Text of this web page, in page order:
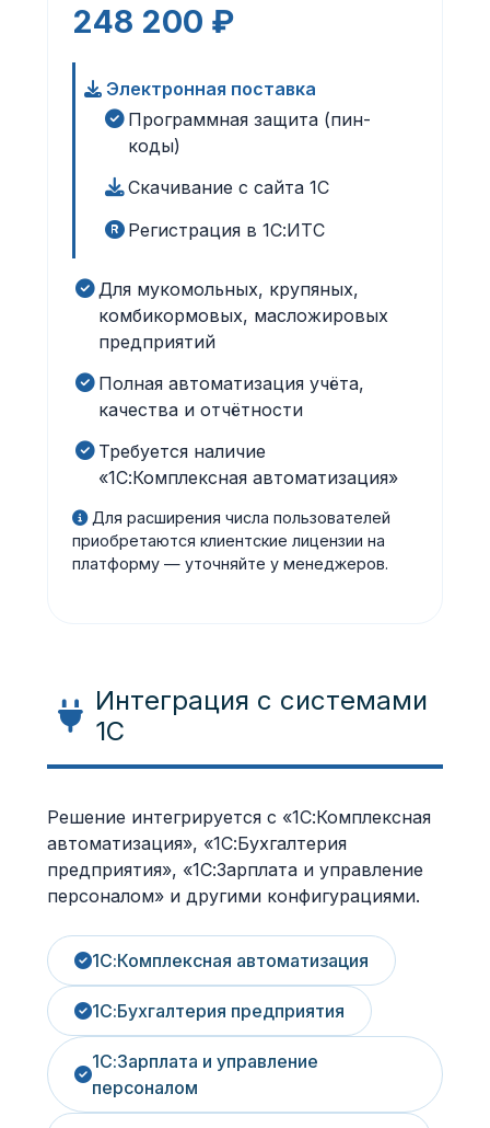
248 200 ₽
Электронная поставка
Программная защита (пин-
коды)
Скачивание с сайта 1С
Регистрация в 1С:ИТС
Для мукомольных, крупяных,
комбикормовых, масложировых
предприятий
Полная автоматизация учёта,
качества и отчётности
Требуется наличие
«1С:Комплексная автоматизация»
Для расширения числа пользователей
приобретаются клиентские лицензии на
платформу — уточняйте у менеджеров.
Интеграция с системами
1С
Решение интегрируется с «1С:Комплексная
автоматизация», «1С:Бухгалтерия
предприятия», «1С:Зарплата и управление
персоналом» и другими конфигурациями.
1С:Комплексная автоматизация
1С:Бухгалтерия предприятия
1С:Зарплата и управление
персоналом